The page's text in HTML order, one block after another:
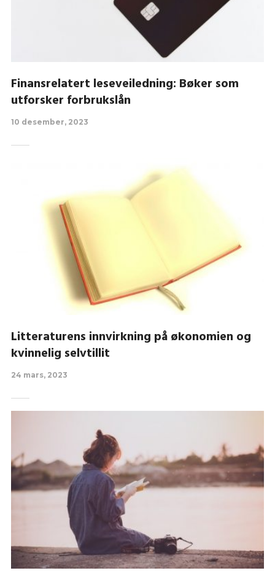
Finansrelatert leseveiledning: Bøker som
utforsker forbrukslån
10 desember, 2023
Litteraturens innvirkning på økonomien og
kvinnelig selvtillit
24 mars, 2023